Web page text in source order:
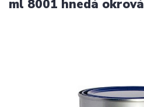
ml 8001 hnedá okrová